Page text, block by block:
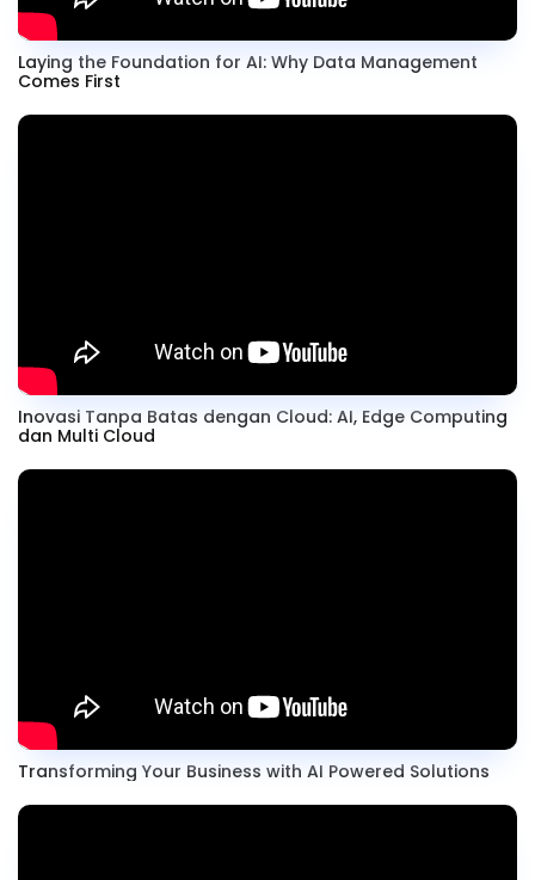
Laying the Foundation for AI: Why Data Management
Comes First
Inovasi Tanpa Batas dengan Cloud: AI, Edge Computing
dan Multi Cloud
Transforming Your Business with AI Powered Solutions